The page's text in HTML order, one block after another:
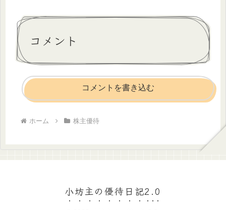
コメント
コメントを書き込む
ホーム 株主優待
小坊主の優待日記2.0